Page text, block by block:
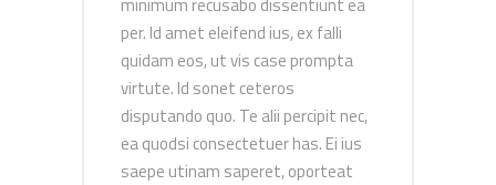
per. Id amet eleifend ius, ex falli
quidam eos, ut vis case prompta
virtute. Id sonet ceteros
disputando quo. Te alii percipit nec,
ea quodsi consectetuer has. Ei ius
saepe utinam saperet, oporteat